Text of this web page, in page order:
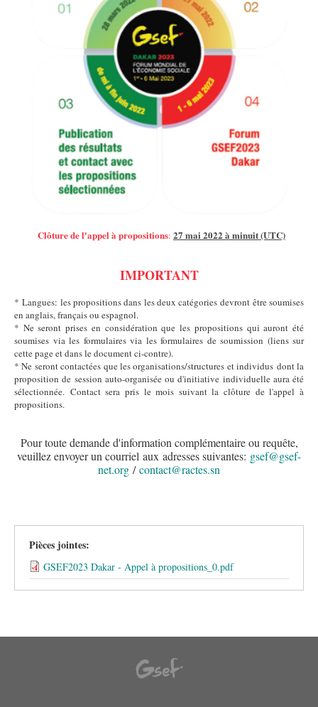
Clôture de l'appel à propositions: 27 mai 2022 à minuit (UTC)
IMPORTANT
* Langues: les propositions dans les deux catégories devront être soumises
en anglais, français ou espagnol.
* Ne seront prises en considération que les propositions qui auront été
soumises via les formulaires via les formulaires de soumission (liens sur
cette page et dans le document ci-contre).
* Ne seront contactées que les organisations/structures et individus dont la
proposition de session auto-organisée ou d'initiative individuelle aura été
sélectionnée. Contact sera pris le mois suivant la clôture de l'appel à
propositions.
Pour toute demande d'information complémentaire ou requête,
veuillez envoyer un courriel aux adresses suivantes: gsef@gsef-
net.org /contact@ractes.sn
Pièces jointes:
GSEF2023 Dakar - Appel à propositions_0.pdf